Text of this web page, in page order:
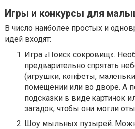
Игры и конкурсы для
В число наиболее простых и
идей входят:
Игра «Поиск сокровищ».
предварительно спрятать
(игрушки, конфеты,
помещении или во дворе. А
подсказки в виде картинок
загадок, чтобы они могли
Шоу мыльных пузырей.